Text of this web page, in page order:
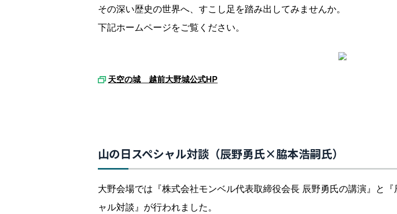
その深い歴史の世界へ、すこし足を踏み出してみませんか。
下記ホームページをご覧ください。
天空の城 越前大野城公式HP
山の日スペシャル対談（辰野勇氏×脇本浩嗣氏）
大野会場では『株式会社モンベル代表取締役会長 辰野勇氏の講演』と
ャル対談』が行われました。